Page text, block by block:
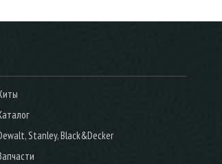
Stanley, Black&Decker